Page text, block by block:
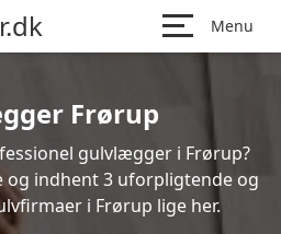
Menu
Frørup
gulvlægger i Frørup?
og indhent 3 uforpligtende og
i Frørup lige her.